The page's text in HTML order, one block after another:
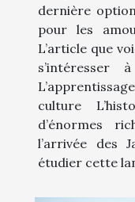
dernière
pour les
L’article que
s’intéresser
culture
d’énormes
l’arrivée des
étudier cette